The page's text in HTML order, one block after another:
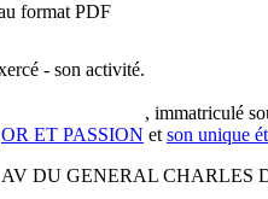
format PDF
- son activité.
, immatriculé
OR ET PASSION et son unique
AV DU GENERAL CHARLES